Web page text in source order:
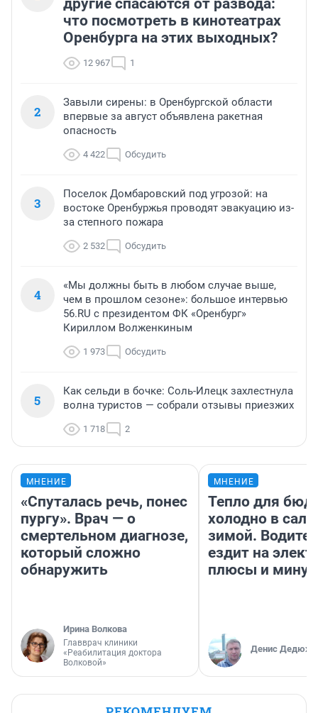
другие спасаются от развода:
что посмотреть в кинотеатрах
Оренбурга на этих выходных?
12 967 1
2
Завыли сирены: в Оренбургской области
впервые за август объявлена ракетная
опасность
4 422 Обсудить
3
Поселок Домбаровский под угрозой: на
востоке Оренбуржья проводят эвакуацию из-
за степного пожара
2 532 Обсудить
4
«Мы должны быть в любом случае выше,
чем в прошлом сезоне»: большое интервью
56.RU с президентом ФК «Оренбург»
Кириллом Волженкиным
1 973 Обсудить
5
Как сельди в бочке: Соль-Илецк захлестнула
волна туристов — собрали отзывы приезжих
1 718 2
МНЕНИЕ
«Спуталась речь, понес
пургу». Врач — о
смертельном диагнозе,
который сложно
обнаружить
Ирина Волкова
Главврач клиники
«Реабилитация доктора
Волковой»
МНЕНИЕ
Тепло для
холодно в
зимой.
ездит на
плюсы и
Денис